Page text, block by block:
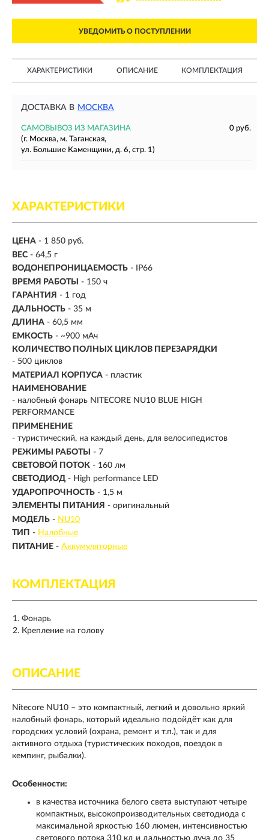
УВЕДОМИТЬ О ПОСТУПЛЕНИИ
ХАРАКТЕРИСТИКИ ОПИСАНИЕ КОМПЛЕКТАЦИЯ
ДОСТАВКА В МОСКВА
САМОВЫВОЗ ИЗ МАГАЗИНА
0 руб.
(г. Москва, м. Таганская,
ул. Большие Каменщики, д. 6, стр. 1)
ХАРАКТЕРИСТИКИ
ЦЕНА - 1 850 руб.
ВЕС - 64,5 г
ВОДОНЕПРОНИЦАЕМОСТЬ - IP66
ВРЕМЯ РАБОТЫ
- 150 ч
ГАРАНТИЯ - 1 год
ДАЛЬНОСТЬ - 35 м
ДЛИНА - 60,5 мм
ЕМКОСТЬ - ~900 мАч
КОЛИЧЕСТВО ПОЛНЫХ ЦИКЛОВ ПЕРЕЗАРЯДКИ
- 500 циклов
МАТЕРИАЛ КОРПУСА - пластик
НАИМЕНОВАНИЕ
- налобный фонарь NITECORE NU10 BLUE HIGH
PERFORMANCE
ПРИМЕНЕНИЕ
- туристический, на каждый день, для велосипедистов
РЕЖИМЫ РАБОТЫ
- 7
СВЕТОВОЙ ПОТОК - 160 лм
СВЕТОДИОД - High performance LED
УДАРОПРОЧНОСТЬ - 1,5 м
ЭЛЕМЕНТЫ ПИТАНИЯ - оригинальный
МОДЕЛЬ - NU10
ТИП - Налобные
ПИТАНИЕ - Аккумуляторные
КОМПЛЕКТАЦИЯ
Фонарь
Крепление на голову
ОПИСАНИЕ
Nitecore NU10 – это компактный, легкий и довольно яркий
налобный фонарь, который идеально подойдёт как для
городских условий (охрана, ремонт и т.п.), так и для
активного отдыха (туристических походов, поездок в
кемпинг, рыбалки).
Особенности:
в качества источника белого света выступают четыре
компактных, высокопроизводительных светодиода с
максимальной яркостью 160 люмен, интенсивностью
светового потока 310 кд и дальностью луча до 35